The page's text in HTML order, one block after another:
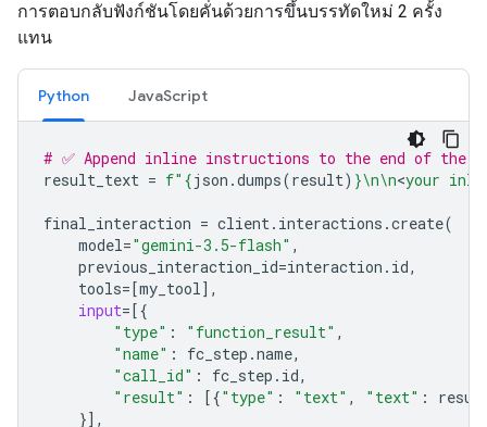
การตอบกลับฟังก์ชันโดยคั่นด้วยการขึ้นบรรทัดใหม่ 2 ครั้ง
แทน
Python JavaScript
# ✅ Append inline instructions to the end of the
result_text = f" {json .dumps(result) }\n\n<your
final_interaction = client. interactions .create(
model="gemini-3.5-flash" ,
previous_interaction_id=interaction . id,
tools=[my_tool],
input=[{
"type" : "function_result" ,
"name" : fc_step .name,
"call_id" : fc_step . id,
"result" : [{"type" : "text" , "text" :
}],